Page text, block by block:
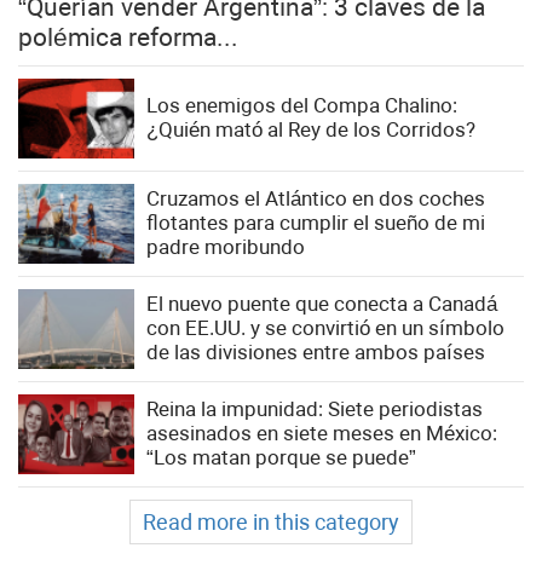
“Querían vender Argentina”: 3 claves de la
polémica reforma...
Los enemigos del Compa Chalino:
¿Quién mató al Rey de los Corridos?
Cruzamos el Atlántico en dos coches
flotantes para cumplir el sueño de mi
padre moribundo
El nuevo puente que conecta a Canadá
con EE.UU. y se convirtió en un símbolo
de las divisiones entre ambos países
Reina la impunidad: Siete periodistas
asesinados en siete meses en México:
“Los matan porque se puede”
Read more in this category